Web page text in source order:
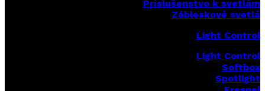
Príslušenstvo k svetlám
Zábleskové svetlá
Light Control
Light Control
Softbox
Spotlight